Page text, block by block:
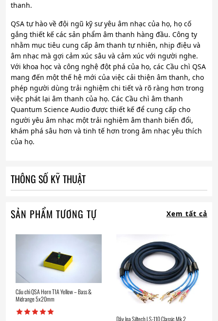
thanh.
QSA tự hào về đội ngũ kỹ sư yêu âm nhạc của họ, họ cố
gắng thiết kế các sản phẩm âm thanh hàng đầu. Công ty
nhằm mục tiêu cung cấp âm thanh tự nhiên, nhịp điệu và
âm nhạc mà gợi cảm xúc sâu và cảm xúc với người nghe.
Với khoa học và công nghệ đột phá của họ, các Cầu chì QSA
mang đến một thế hệ mới của việc cải thiện âm thanh, cho
phép người dùng trải nghiệm chi tiết và rõ ràng hơn trong
việc phát lại âm thanh của họ. Các Cầu chì âm thanh
Quantum Science Audio được thiết kế để cung cấp cho
người yêu âm nhạc một trải nghiệm âm thanh biến đổi,
khám phá sâu hơn và tinh tế hơn trong âm nhạc yêu thích
của họ.
THÔNG SỐ KỸ THUẬT
SẢN PHẨM TƯƠNG TỰ Xem tất cả
Cầu chì QSA Horn T1A Yellow – Bass &
Midrange 5x20mm
Dây loa Siltech LS-110 Classic Mk 2